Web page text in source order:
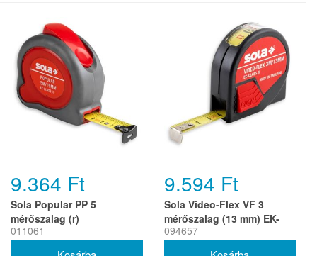
9.364 Ft
Sola Popular PP 5
mérőszalag (r)
011061
9.594 Ft
Sola Video-Flex VF 3
mérőszalag (13 mm) EK-
osztály 2 (r)
094657